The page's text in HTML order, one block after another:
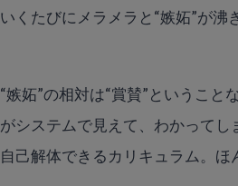
いくたびにメラメラと“嫉妬”が沸
“嫉妬”の相対は“賞賛”ということ
がシステムで見えて、わかってし
自己解体できるカリキュラム。ほ